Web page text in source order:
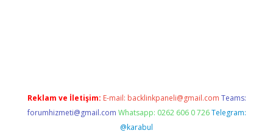
Reklam ve İletişim: E-mail: backlinkpaneli@gmail.com Teams:
forumhizmeti@gmail.com Whatsapp: 0262 606 0 726 Telegram:
@karabul